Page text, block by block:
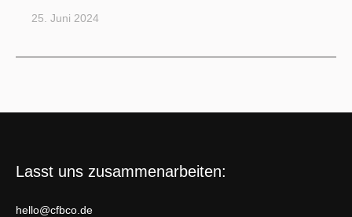
25. Juni 2024
Lasst uns zusammenarbeiten:
hello@cfbco.de